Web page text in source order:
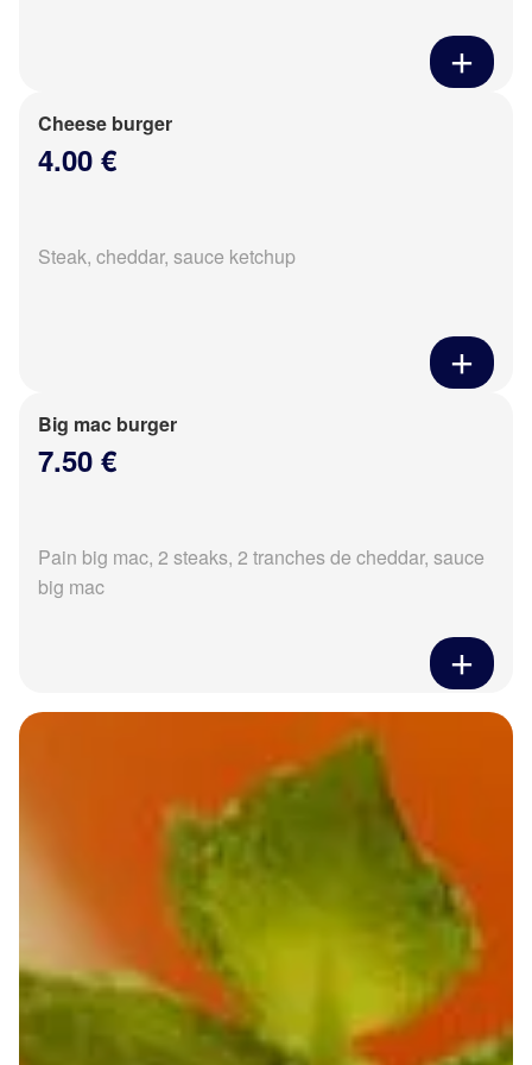
Cheese burger
4.00 €
Steak, cheddar, sauce ketchup
Big mac burger
7.50 €
Pain big mac, 2 steaks, 2 tranches de cheddar, sauce
big mac